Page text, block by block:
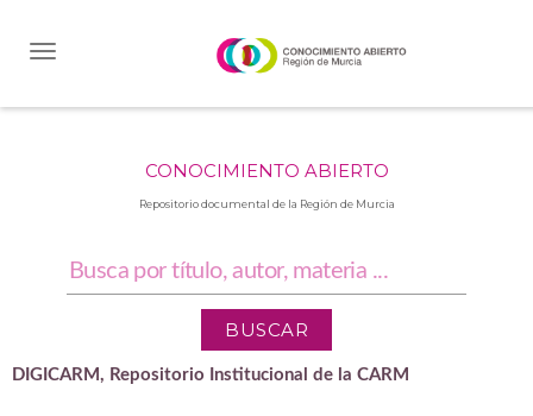
CONOCIMIENTO ABIERTO
Repositorio documental de la Región de Murcia
DIGICARM, Repositorio Institucional de la CARM